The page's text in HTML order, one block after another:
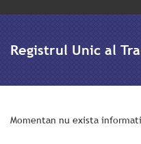
Registrul Unic al
Momentan nu exista